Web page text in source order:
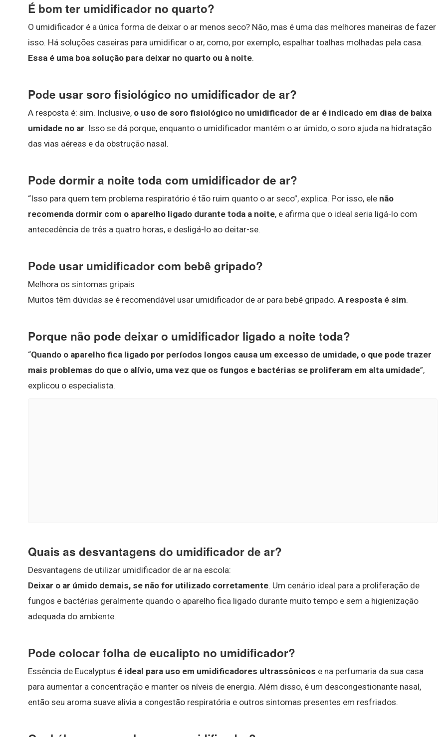
É bom ter umidificador no quarto?
O umidificador é a única forma de deixar o ar menos seco? Não, mas é uma das melhores maneiras de fazer
isso. Há soluções caseiras para umidificar o ar, como, por exemplo, espalhar toalhas molhadas pela casa.
Essa é uma boa solução para deixar no quarto ou à noite.
Pode usar soro fisiológico no umidificador de ar?
A resposta é: sim. Inclusive, o uso de soro fisiológico no umidificador de ar é indicado em dias de baixa
umidade no ar. Isso se dá porque, enquanto o umidificador mantém o ar úmido, o soro ajuda na hidratação
das vias aéreas e da obstrução nasal.
Pode dormir a noite toda com umidificador de ar?
“Isso para quem tem problema respiratório é tão ruim quanto o ar seco”, explica. Por isso, ele não
recomenda dormir com o aparelho ligado durante toda a noite, e afirma que o ideal seria ligá-lo com
antecedência de três a quatro horas, e desligá-lo ao deitar-se.
Pode usar umidificador com bebê gripado?
Melhora os sintomas gripais
Muitos têm dúvidas se é recomendável usar umidificador de ar para bebê gripado. A resposta é sim.
Porque não pode deixar o umidificador ligado a noite toda?
“Quando o aparelho fica ligado por períodos longos causa um excesso de umidade, o que pode trazer
mais problemas do que o alívio, uma vez que os fungos e bactérias se proliferam em alta umidade”,
explicou o especialista.
Quais as desvantagens do umidificador de ar?
Desvantagens de utilizar umidificador de ar na escola:
Deixar o ar úmido demais, se não for utilizado corretamente. Um cenário ideal para a proliferação de
fungos e bactérias geralmente quando o aparelho fica ligado durante muito tempo e sem a higienização
adequada do ambiente.
Pode colocar folha de eucalipto no umidificador?
Essência de Eucalyptus é ideal para uso em umidificadores ultrassônicos e na perfumaria da sua casa
para aumentar a concentração e manter os níveis de energia. Além disso, é um descongestionante nasal,
então seu aroma suave alivia a congestão respiratória e outros sintomas presentes em resfriados.